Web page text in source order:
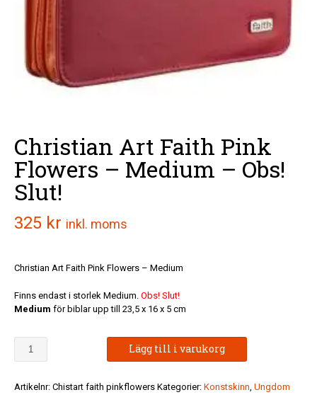
Christian Art Faith Pink
Flowers – Medium – Obs!
Slut!
325 kr inkl. moms
Christian Art Faith Pink Flowers – Medium
Finns endast i storlek Medium. Obs! Slut!
Medium för biblar upp till 23,5 x 16 x 5 cm
Pink
Lägg till i varukorg
Artikelnr: Chistart faith pinkflowers Kategorier: Konstskinn Ungdom